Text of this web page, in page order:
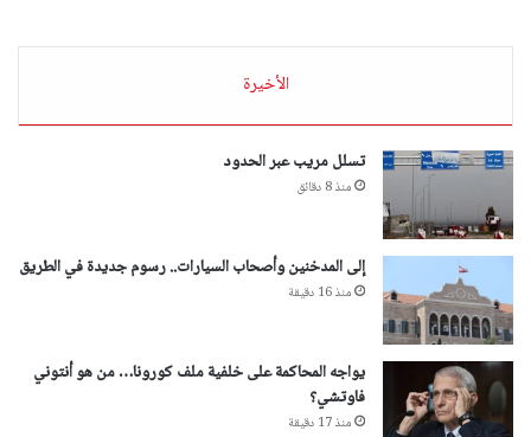
الأخيرة
تسلل مريب عبر الحدود
منذ 8 دقائق
إلى المدخنين وأصحاب السيارات.. رسوم جديدة في الطريق
منذ 16 دقيقة
يواجه المحاكمة على خلفية ملف كورونا… من هو أنتوني
فاوتشي؟
منذ 17 دقيقة